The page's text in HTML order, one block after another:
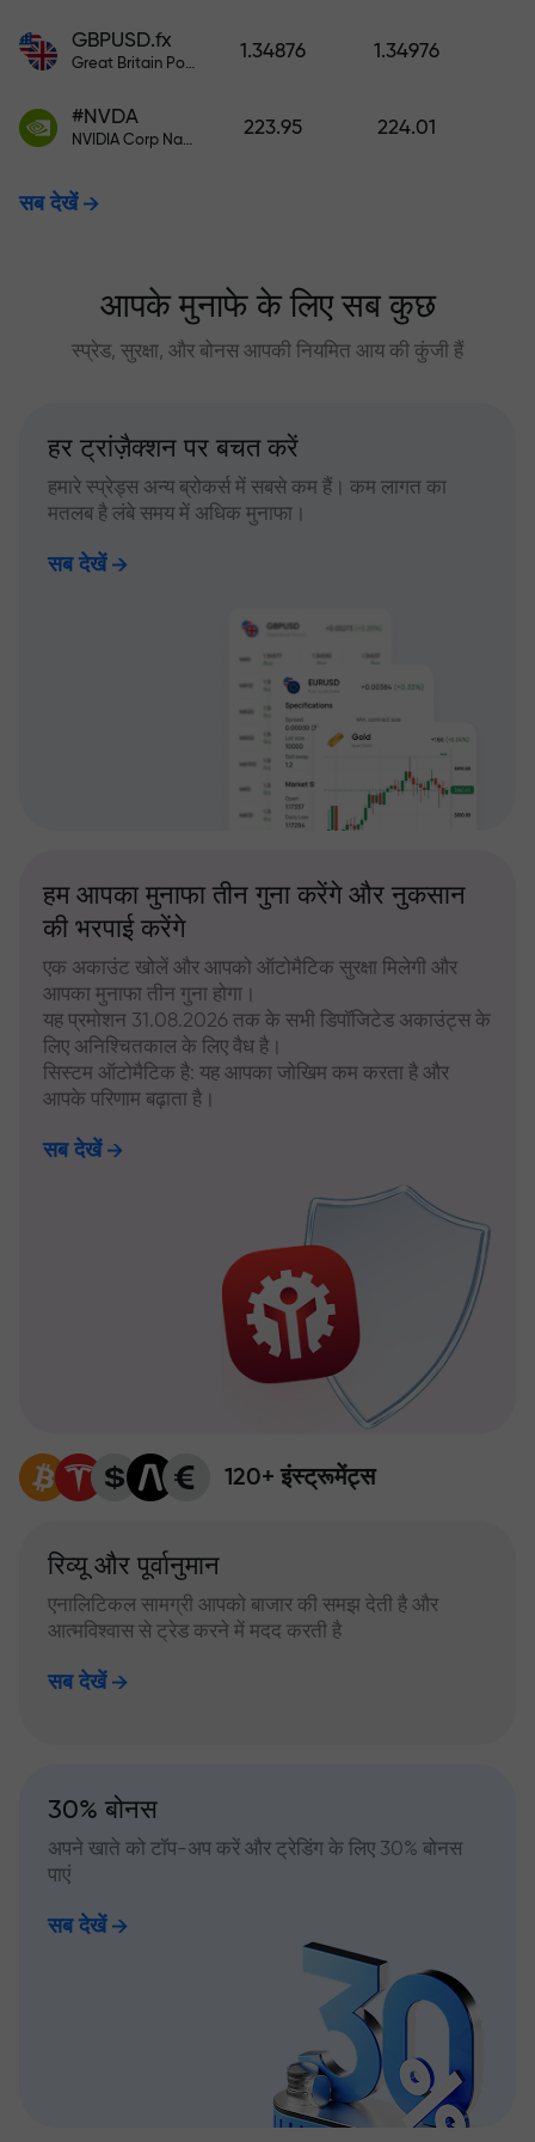
GBPUSD.fx
Great Britain Pound vs US Dollar
1.34876 1.34976
#NVDA
NVIDIA Corp Nasdaq Stock Exchange (Nasdaq) USD
223.95 224.01
सब देखें
आपके मुनाफे के लिए सब कुछ
स्प्रेड, सुरक्षा, और बोनस आपकी नियमित आय की कुंजी हैं
हर ट्रांज़ैक्शन पर बचत करें
हमारे स्प्रेड्स अन्य ब्रोकर्स में सबसे कम हैं। कम लागत का
मतलब है लंबे समय में अधिक मुनाफा।
सब देखें
हम आपका मुनाफा तीन गुना करेंगे और नुकसान
की भरपाई करेंगे
एक अकाउंट खोलें और आपको ऑटोमैटिक सुरक्षा मिलेगी और
आपका मुनाफा तीन गुना होगा।
यह प्रमोशन 31.08.2026 तक के सभी डिपॉजिटेड अकाउंट्स के
लिए अनिश्चितकाल के लिए वैध है।
सिस्टम ऑटोमैटिक है: यह आपका जोखिम कम करता है और
आपके परिणाम बढ़ाता है।
सब देखें
120+ इंस्ट्रूमेंट्स
रिव्यू और पूर्वानुमान
एनालिटिकल सामग्री आपको बाजार की समझ देती है और
आत्मविश्वास से ट्रेड करने में मदद करती है
सब देखें
30% बोनस
अपने खाते को टॉप-अप करें और ट्रेडिंग के लिए 30% बोनस
पाएं
सब देखें